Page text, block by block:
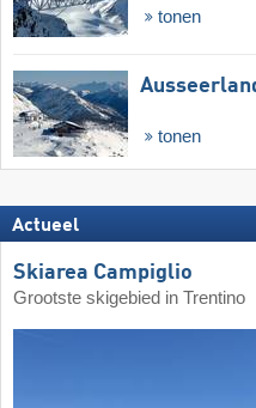
tonen
tonen
Actueel
Skiarea Campiglio
Grootste skigebied in Trentino